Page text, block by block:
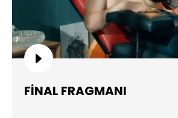
FİNAL FRAGMANI